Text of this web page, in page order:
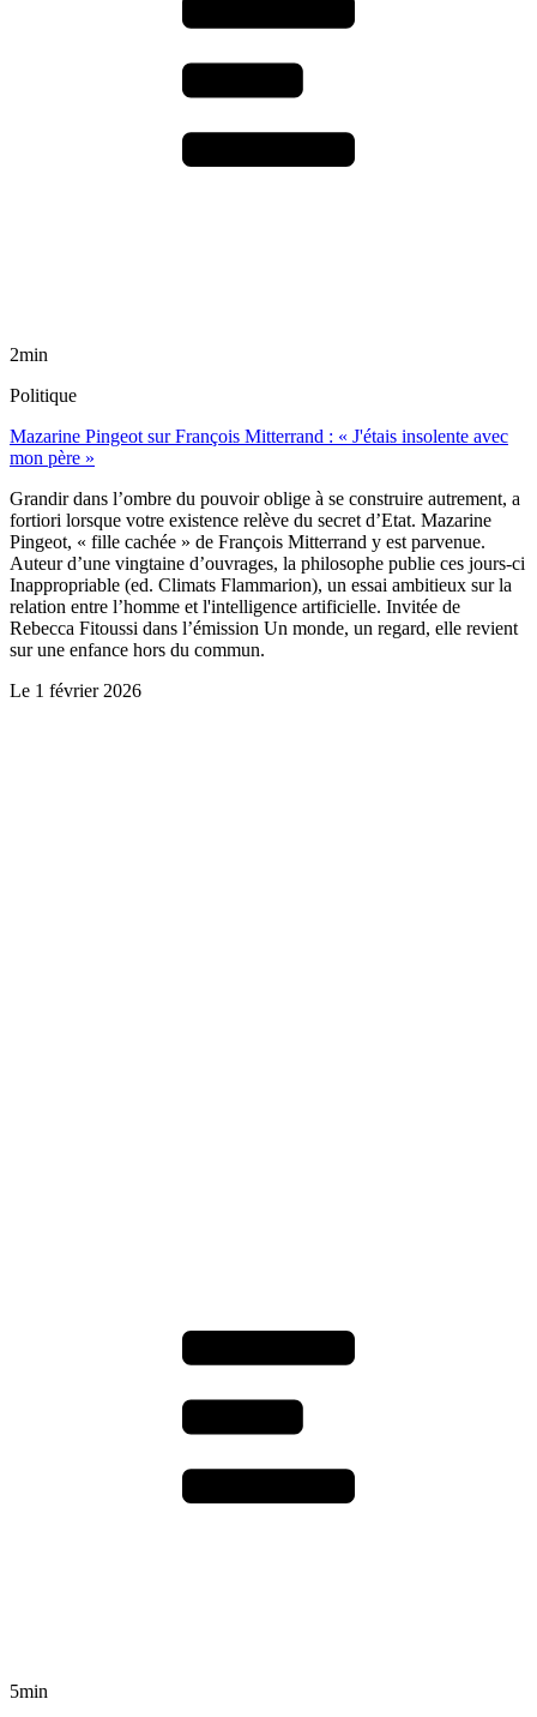
2min
Politique
Mazarine Pingeot sur François Mitterrand : « J'étais insolente avec
mon père »
Grandir dans l’ombre du pouvoir oblige à se construire autrement, a
fortiori lorsque votre existence relève du secret d’Etat. Mazarine
Pingeot, « fille cachée » de François Mitterrand y est parvenue.
Auteur d’une vingtaine d’ouvrages, la philosophe publie ces jours-ci
Inappropriable (ed. Climats Flammarion), un essai ambitieux sur la
relation entre l’homme et l'intelligence artificielle. Invitée de
Rebecca Fitoussi dans l’émission Un monde, un regard, elle revient
sur une enfance hors du commun.
Le 1 février 2026
5min